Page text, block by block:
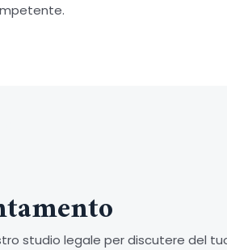
studio legale per discutere del